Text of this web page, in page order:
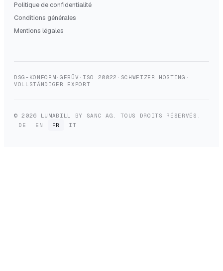
Politique de confidentialité
Conditions générales
Mentions légales
DSG-KONFORM · GEBÜV · ISO 20022 · SCHWEIZER HOSTING ·
VOLLSTÄNDIGER EXPORT
© 2026 LUMABILL BY SANC AG. TOUS DROITS RÉSERVÉS.
DE
EN FR IT